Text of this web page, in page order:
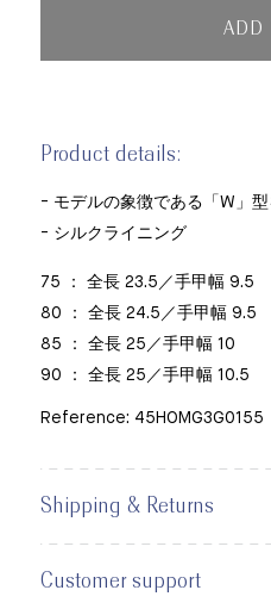
ADD
Product details:
- モデルの象徴である「W」
- シルクライニング
75 ： 全長 23.5／手甲幅 9.5
80 ： 全長 24.5／手甲幅 9.5
85 ： 全長 25／手甲幅 10
90 ： 全長 25／手甲幅 10.5
Reference: 45HOMG3G0155
Shipping & Returns
Customer support